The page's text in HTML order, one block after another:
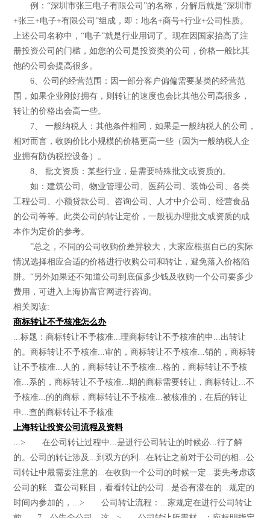
例：“深圳市张三电子有限公司”的名称，分解后就是“深圳市
+张三+电子+有限公司”组成，即：地名+商号+行业+公司性质。
上述公司名称中，“电子”就是行业用词了。现在因国家抬高了注
册投资公司的门槛，如您的公司是投资类的公司，价格一般比其
他的公司会提高很多。
6、公司的经营范围：因一部分客户偏偏需要某类的经营范
围，如果企业刚好拥有，则转让的速度也会比其他公司高很多，
转让的价格出会高一些。
7、 一般纳税人：其他条件相同，如果是一般纳税人的公司，
相对而言，收购价比小规模的价格更高一些（因为一般纳税人企
业拥有防伪税控设备）。
8、 批文资质：某些行业，是需要特殊批文或资质的。
如：建筑公司、物业管理公司、医药公司、装饰公司、各类
工程公司、小额贷款公司、咨询公司、人才中介公司、经营食品
的公司等等。此类公司的转让定价，一般视办理批文或资质的成
本作为定价的参考。
”总之，不同的公司收购价差异较大，大家应根据自己的实际
情况选择相应合适的价格进行收购公司和转让，避免落入价格陷
阱。“另外如果还不知道公司到底值多少钱及收购一个公司要多少
费用，可进入上海协富官网进行咨询。
相关阅读:
商标转让不予核准怎么办
...标题：商标转让不予核准...理商标转让不予核准的申...出转让
的。商标转让不予核准...审的，商标转让不予核准...销的，商标转
让不予核准...人的，商标转让不予核准...格的，商标转让不予核
准...系的，商标转让不予核准...期的商标需要转让，商标转让...不
予核准...的的商标，商标转让不予核准...被核准的，在后的转让
申...查的商标转让不予核准
上海转让投资公司流程及资料
...> 在公司转让过程中...是进行公司转让的时候必...行了解
的。公司的转让涉及...到双方的利...在转让之前对于公司的相...公
司转让中最需要注意的...在收购一个公司的时候一定...要先考虑该
公司的账...查公司账目，看看转让的公司...是否有潜在的...规定的
时间内参加的，...> 公司转让流程：...家规定在进行公司转让